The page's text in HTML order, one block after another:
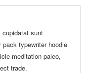
cupidatat sunt
typewriter hoodie
meditation paleo,
trade.